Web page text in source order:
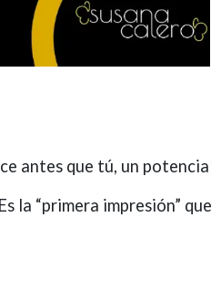
antes que tú, un
la “primera impresión”